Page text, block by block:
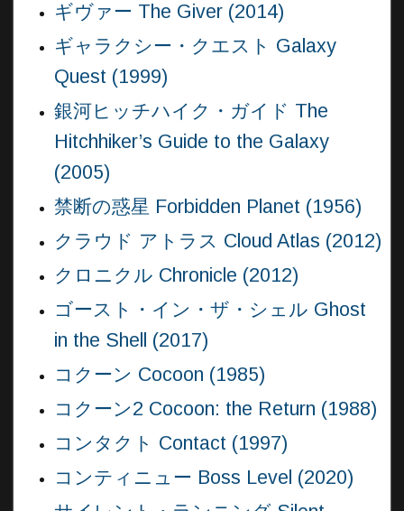
ギヴァー The Giver (2014)
ギャラクシー・クエスト Galaxy
Quest (1999)
銀河ヒッチハイク・ガイド The
Hitchhiker’s Guide to the Galaxy
(2005)
禁断の惑星 Forbidden Planet (1956)
クラウド アトラス Cloud Atlas (2012)
クロニクル Chronicle (2012)
ゴースト・イン・ザ・シェル Ghost
in the Shell (2017)
コクーン Cocoon (1985)
コクーン2 Cocoon: the Return (1988)
コンタクト Contact (1997)
コンティニュー Boss Level (2020)